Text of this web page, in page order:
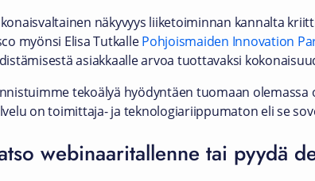
näkyvyys liiketoiminnan kannalta
myönsi Elisa TutkallePohjoismaiden Innovation
asiakkaalle arvoa tuottavaksi
tekoälyä hyödyntäen tuomaan
on toimittaja- ja teknologiariippumaton eli se
webinaaritallenne tai pyydä